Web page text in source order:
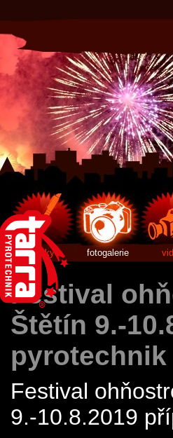
články fotogalerie
Festival
Štětín 9.-
pyrotechnik
Festival
9.-10.8.2019